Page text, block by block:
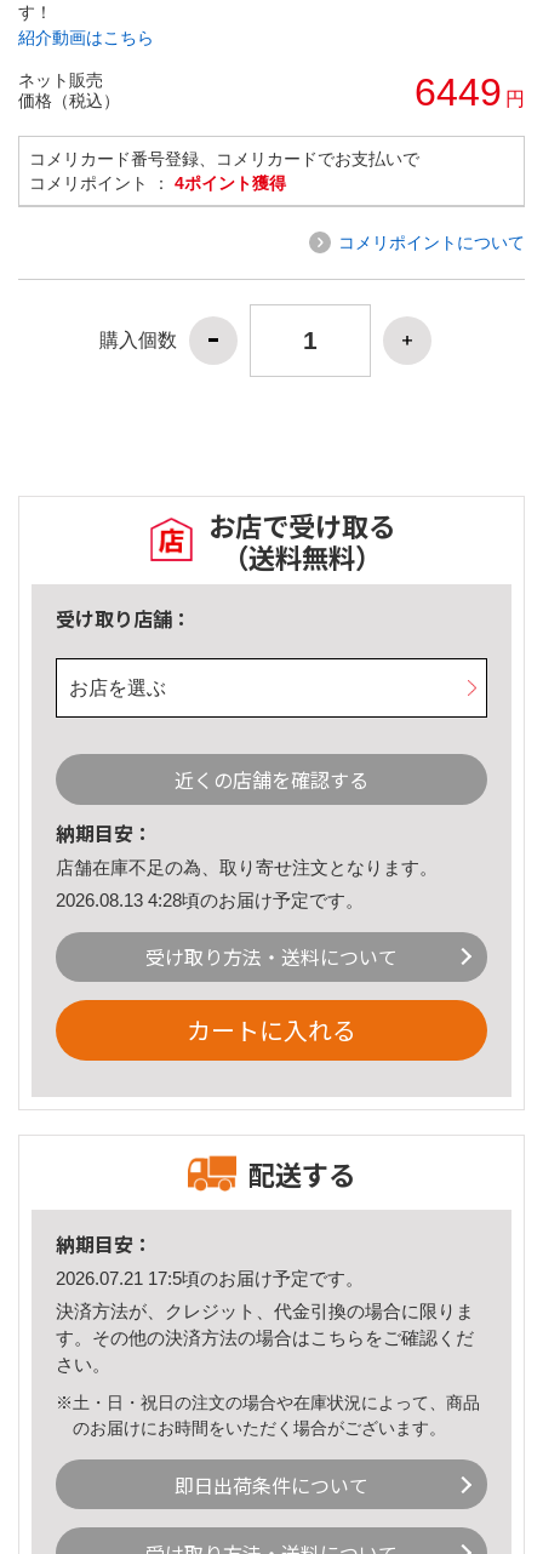
す！
紹介動画はこちら
ネット販売
価格（税込）
6449 円
コメリカード番号登録、コメリカードでお支払いで
コメリポイント ： 4ポイント獲得
コメリポイントについて
購入個数
お店で受け取る
（送料無料）
受け取り店舗：
お店を選ぶ
近くの店舗を確認する
納期目安：
店舗在庫不足の為、取り寄せ注文となります。
2026.08.13 4:28頃のお届け予定です。
受け取り方法・送料について
カートに入れる
配送する
納期目安：
2026.07.21 17:5頃のお届け予定です。
決済方法が、クレジット、代金引換の場合に限りま
す。その他の決済方法の場合はこちら をご確認くだ
さい。
※土・日・祝日の注文の場合や在庫状況によって、商品
のお届けにお時間をいただく場合がございます。
即日出荷条件について